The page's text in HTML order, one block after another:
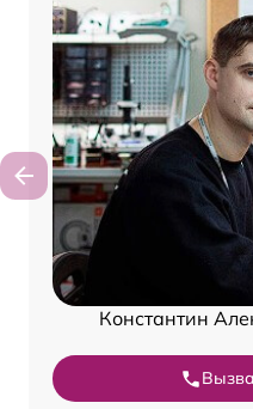
Константин